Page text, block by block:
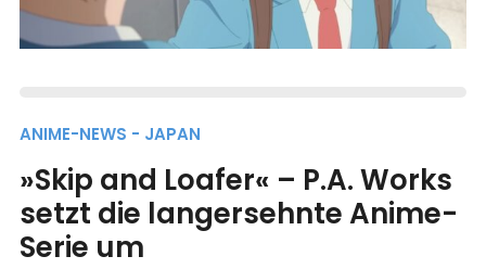
ANIME-NEWS - JAPAN
»Skip and Loafer« – P.A. Works
setzt die langersehnte Anime-
Serie um